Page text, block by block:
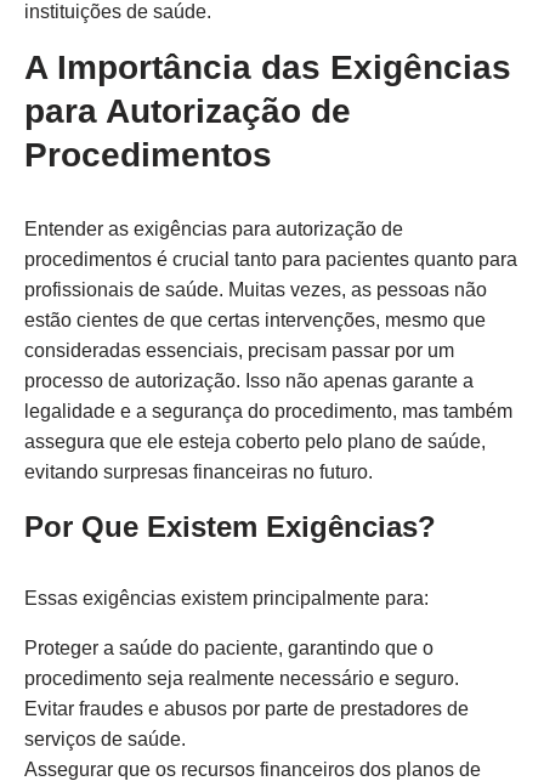
instituições de saúde.
A Importância das Exigências
para Autorização de
Procedimentos
Entender as exigências para autorização de
procedimentos é crucial tanto para pacientes quanto para
profissionais de saúde. Muitas vezes, as pessoas não
estão cientes de que certas intervenções, mesmo que
consideradas essenciais, precisam passar por um
processo de autorização. Isso não apenas garante a
legalidade e a segurança do procedimento, mas também
assegura que ele esteja coberto pelo plano de saúde,
evitando surpresas financeiras no futuro.
Por Que Existem Exigências?
Essas exigências existem principalmente para:
Proteger a saúde do paciente, garantindo que o
procedimento seja realmente necessário e seguro.
Evitar fraudes e abusos por parte de prestadores de
serviços de saúde.
Assegurar que os recursos financeiros dos planos de